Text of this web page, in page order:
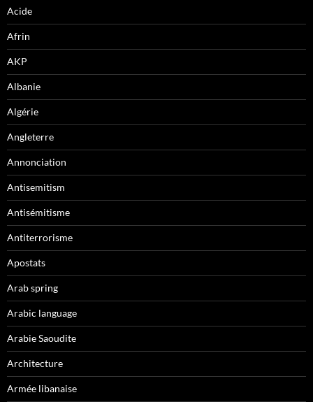
Acide
Afrin
AKP
Albanie
Algérie
Angleterre
Annonciation
Antisemitism
Antisémitisme
Antiterrorisme
Apostats
Arab spring
Arabic language
Arabie Saoudite
Architecture
Armée libanaise